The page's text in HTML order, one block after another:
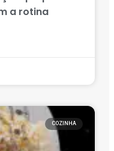
a rotina
COZINHA